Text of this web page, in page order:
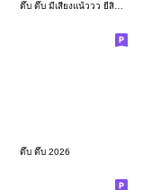
ดึ๊บ ดึ๊บ มีเสียงแน้ววว ยี่สิบสอง
ดึ๊บ ดึ๊บ 2026